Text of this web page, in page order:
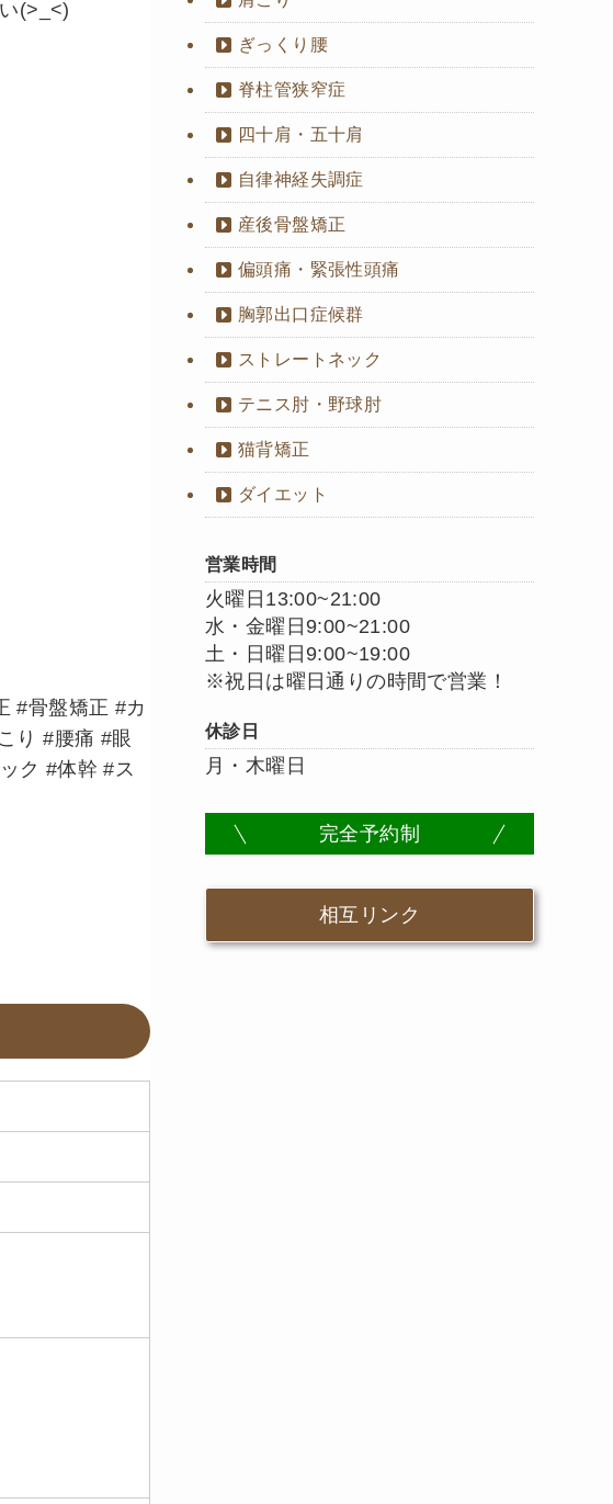
(>_<)
#骨盤矯正 #カ
り #腰痛 #眼
ク #体幹 #ス
ぎっくり腰
脊柱管狭窄症
四十肩・五十肩
自律神経失調症
産後骨盤矯正
偏頭痛・緊張性頭痛
胸郭出口症候群
ストレートネック
テニス肘・野球肘
猫背矯正
ダイエット
営業時間
火曜日13:00~21:00
水・金曜日9:00~21:00
土・日曜日9:00~19:00
※祝日は曜日通りの時間で営業！
休診日
月・木曜日
完全予約制
相互リンク